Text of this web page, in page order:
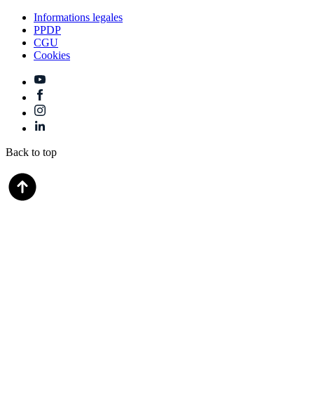
Informations legales
PPDP
CGU
Cookies
Back to top